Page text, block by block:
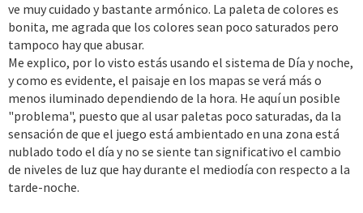
~ Paz
***
Spoiler:Agradecimientos
Spoiler:Créditos
***
Bueno, eso sería todo.
Iré actualizando en cuanto pueda, si se me olvidó alguien en los
ve muy cuidado y bastante armónico. La paleta de colores es
bonita, me agrada que los colores sean poco saturados pero
tampoco hay que abusar.
Me explico, por lo visto estás usando el sistema de Día y noche,
y como es evidente, el paisaje en los mapas se verá más o
menos iluminado dependiendo de la hora. He aquí un posible
"problema", puesto que al usar paletas poco saturadas, da la
sensación de que el juego está ambientado en una zona está
nublado todo el día y no se siente tan significativo el cambio
de niveles de luz que hay durante el mediodía con respecto a la
tarde-noche.